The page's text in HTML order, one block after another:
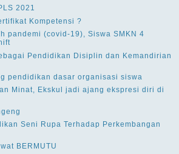
2021
Kompetensi ?
pandemi (covid-19), Siswa SMKN 4
Pendidikan Disiplin dan Kemandirian
pendidikan dasar organisasi siswa
Minat, Ekskul jadi ajang ekspresi diri di
Seni Rupa Terhadap Perkembangan
BERMUTU